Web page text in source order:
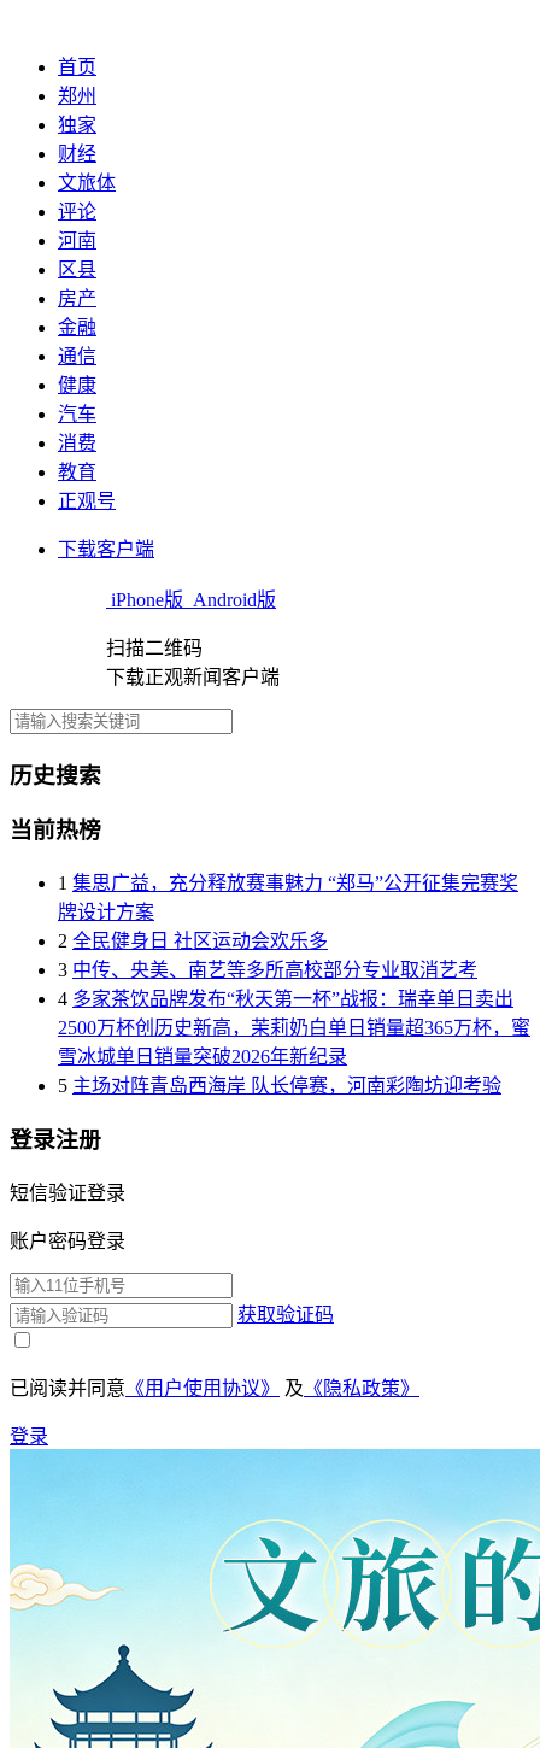
首页
郑州
独家
财经
文旅体
评论
河南
区县
房产
金融
通信
健康
汽车
消费
教育
正观号
下载客户端
iPhone版 Android版
扫描二维码
下载正观新闻客户端
历史搜索
当前热榜
1 集思广益，充分释放赛事魅力 “郑马”公开征集完赛奖
牌设计方案
2 全民健身日 社区运动会欢乐多
3 中传、央美、南艺等多所高校部分专业取消艺考
4 多家茶饮品牌发布“秋天第一杯”战报：瑞幸单日卖出
2500万杯创历史新高，茉莉奶白单日销量超365万杯，蜜
雪冰城单日销量突破2026年新纪录
5 主场对阵青岛西海岸 队长停赛，河南彩陶坊迎考验
登录注册
短信验证登录
账户密码登录
获取验证码
已阅读并同意 《用户使用协议》 及 《隐私政策》
登录